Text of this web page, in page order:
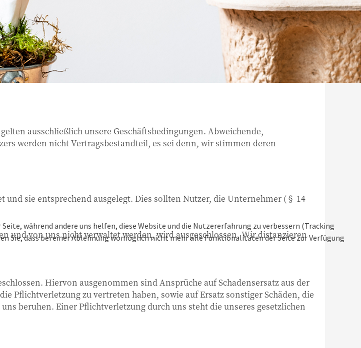
ausschließlich unsere Geschäftsbedingungen. Abweichende,
werden nicht Vertragsbestandteil, es sei denn, wir stimmen deren
sie entsprechend ausgelegt. Dies sollten Nutzer, die Unternehmer (§ 14
und von uns nicht verwaltet werden, wird ausgeschlossen. Wir distanzieren
Hiervon ausgenommen sind Ansprüche auf Schadensersatz aus der
Pflichtverletzung zu vertreten haben, sowie auf Ersatz sonstiger Schäden, die
beruhen. Einer Pflichtverletzung durch uns steht die unseres gesetzlichen
während andere uns helfen, diese Website und die Nutzererfahrung zu verbessern (Tracking
Sie, dass bei einer Ablehnung womöglich nicht mehr alle Funktionalitäten der Seite zur Verfügung